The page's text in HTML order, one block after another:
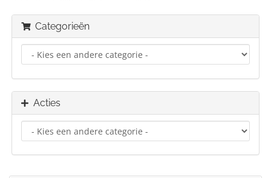
Categorieën
Acties